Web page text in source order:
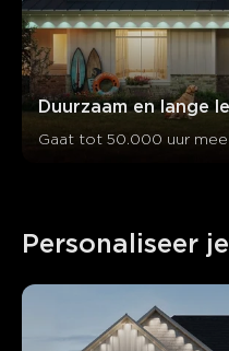
Duurzaam en lange
Gaat tot 50.000 uur mee
Personaliseer